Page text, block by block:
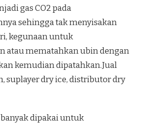
gas CO2 pada
sehingga tak menyisakan
kegunaan untuk
atau mematahkan ubin dengan
kemudian dipatahkan.Jual
suplayer dry ice, distributor dry
dipakai untuk